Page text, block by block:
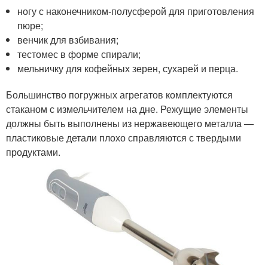
ногу с наконечником-полусферой для приготовления
пюре;
венчик для взбивания;
тестомес в форме спирали;
мельничку для кофейных зерен, сухарей и перца.
Большинство погружных агрегатов комплектуются
стаканом с измельчителем на дне. Режущие элементы
должны быть выполнены из нержавеющего металла —
пластиковые детали плохо справляются с твердыми
продуктами.